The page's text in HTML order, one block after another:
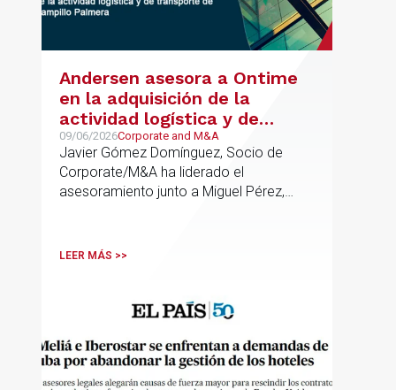
Andersen asesora a Ontime
en la adquisición de la
actividad logística y de
transporte de Campillo
Palmera
09/06/2026Corporate and M&A
Javier Gómez Domínguez, Socio de
Corporate/M&A ha liderado el
asesoramiento junto a Miguel Pérez,
LEER MÁS >>